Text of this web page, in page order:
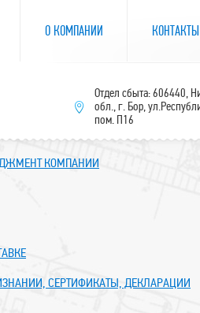
КОМПАНИИ
СЕРТИФИКАТЫ, ДЕКЛАРАЦИИ
О КОМПАНИИ КОНТАКТЫ
Отдел сбыта: 606440,
обл., г. Бор,
пом. П16